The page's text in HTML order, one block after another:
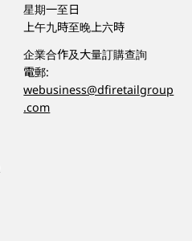
星期一至日
上午九時至晚上六時
企業合作及大量訂購查詢
電郵:
webusiness@dfiretailgroup
.com